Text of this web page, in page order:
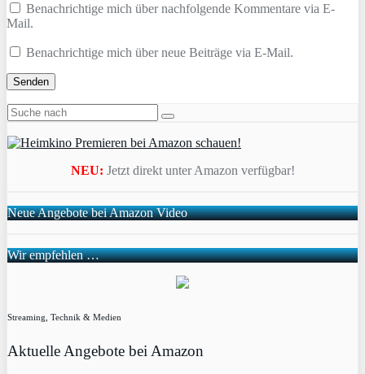
Benachrichtige mich über nachfolgende Kommentare via E-
Mail.
Benachrichtige mich über neue Beiträge via E-Mail.
NEU: Jetzt direkt unter Amazon verfügbar!
Neue Angebote bei Amazon Video
Wir empfehlen …
Streaming, Technik & Medien
Aktuelle Angebote bei Amazon